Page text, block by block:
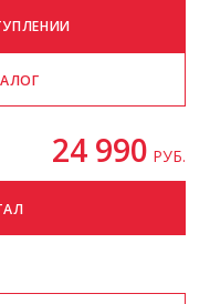
24 990 РУБ.